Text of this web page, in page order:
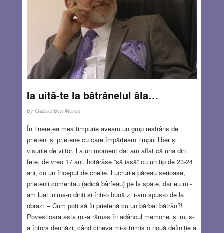
Ia uită-te la bătrânelul ăla…
By Gabriel Ben Meron
În tinerețea mea timpurie aveam un grup restrâns de
prieteni și prietene cu care împărțeam timpul liber și
visurile de viitor. La un moment dat am aflat că una din
fete, de vreo 17 ani, hotărâse ”să iasă” cu un tip de 23-24
ani, cu un început de chelie. Lucrurile păreau serioase,
prietenii comentau (adică bârfeau) pe la spate, dar eu mi-
am luat inima-n dinți și într-o bună zi i-am spus-o de la
obraz: – Cum poți să fii prietenă cu un bărbat bătrân?!
Povestioara asta mi-a rămas în adâncul memoriei și mi s-
a întors deunăzi, când cineva mi-a trimis o nouă definiție a